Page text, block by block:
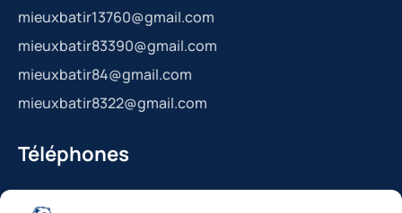
mieuxbatir13760@gmail.com
mieuxbatir83390@gmail.com
mieuxbatir84@gmail.com
mieuxbatir8322@gmail.com
Téléphones
La Bédoule : 04.42.36.29.99